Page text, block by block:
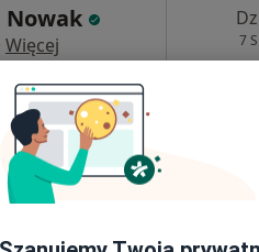
Nowak
Więcej
220 zł
7